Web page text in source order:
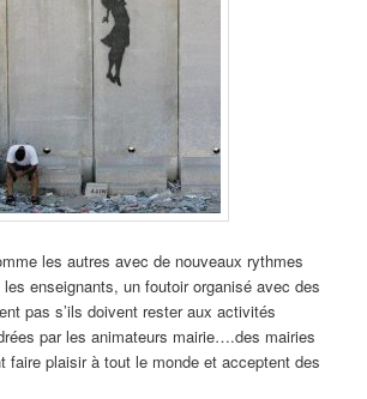
les autres avec de nouveaux rythmes
enseignants, un foutoir organisé avec des
pas s’ils doivent rester aux activités
par les animateurs mairie….des mairies
faire plaisir à tout le monde et acceptent des